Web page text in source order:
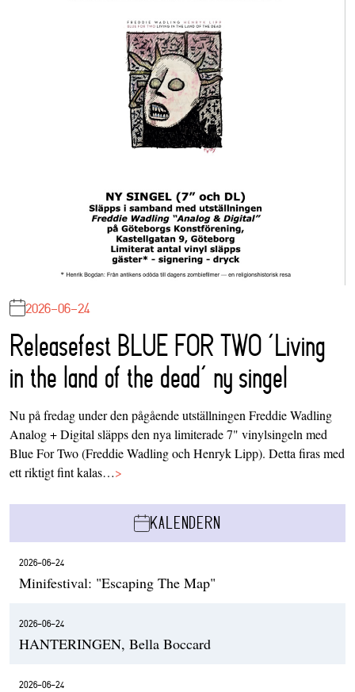
2026-06-24
Releasefest BLUE FOR TWO ‘Living
in the land of the dead’ ny singel
Nu på fredag under den pågående utställningen Freddie Wadling
Analog + Digital släpps den nya limiterade 7" vinylsingeln med
Blue For Two (Freddie Wadling och Henryk Lipp). Detta firas med
ett riktigt fint kalas…>
KALENDERN
2026-06-24
Minifestival: "Escaping The Map"
2026-06-24
HANTERINGEN, Bella Boccard
2026-06-24